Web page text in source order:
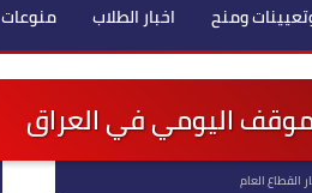
ومنح اخبار الطلاب منوعات
اليومي في العراق
القطاع العام